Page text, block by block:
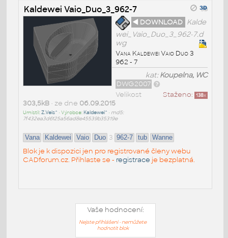
Kaldewei Vaio_Duo_3_962-7
◄ DOWNLOAD Kalde
wei_Vaio_Duo_3_962-7.d
wg
Vana Kaldewei Vaio Duo 3
962 - 7
kat:Koupelna, WC
DWG2007
Staženo: 138x
Velikost
303,5kB• ze dne 06.09.2015
Umístil:Z.Veis^ • Výrobce: Kaldewei^ • md5:
7f432ea3d6125a56ad8e45539b35319e
Vana Kaldewei Vaio Duo 3 962-7 tub Wanne
Blok je k dispozici jen pro registrované členy webu
CADforum.cz. Přihlaste se - registrace je bezplatná.
Vaše hodnocení:
Nejste přihlášeni - nemůžete
hodnotit blok